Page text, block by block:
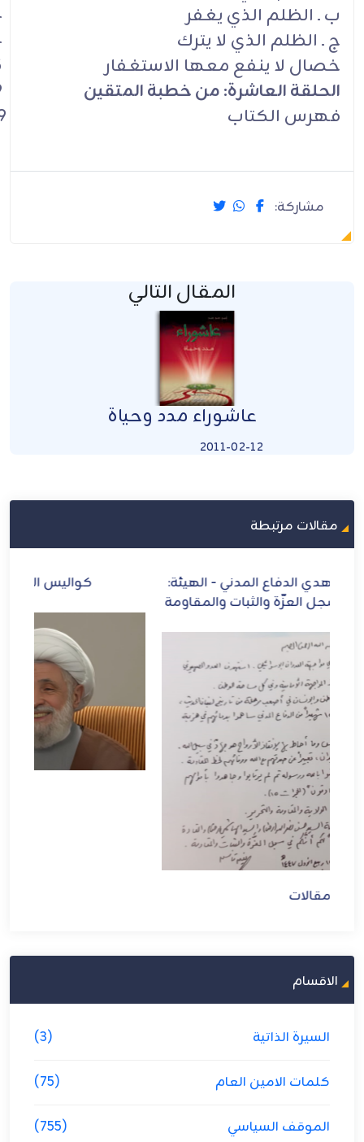
ب ـ الظلم الذي يغفر
ج ـ الظلم الذي لا يترك
خصال لا ينفع معها الاستغفار
الحلقة العاشرة: من خطبة المتقين
فهرس الكتاب
مشاركة:
المقال التالي
عاشوراء مدد وحياة
2011-02-12
مقالات مرتبطة
كواليس اللقاء مع "الأمين العام"
الاقسام
السيرة الذاتية (3)
كلمات الامين العام (75)
الموقف السياسي (755)